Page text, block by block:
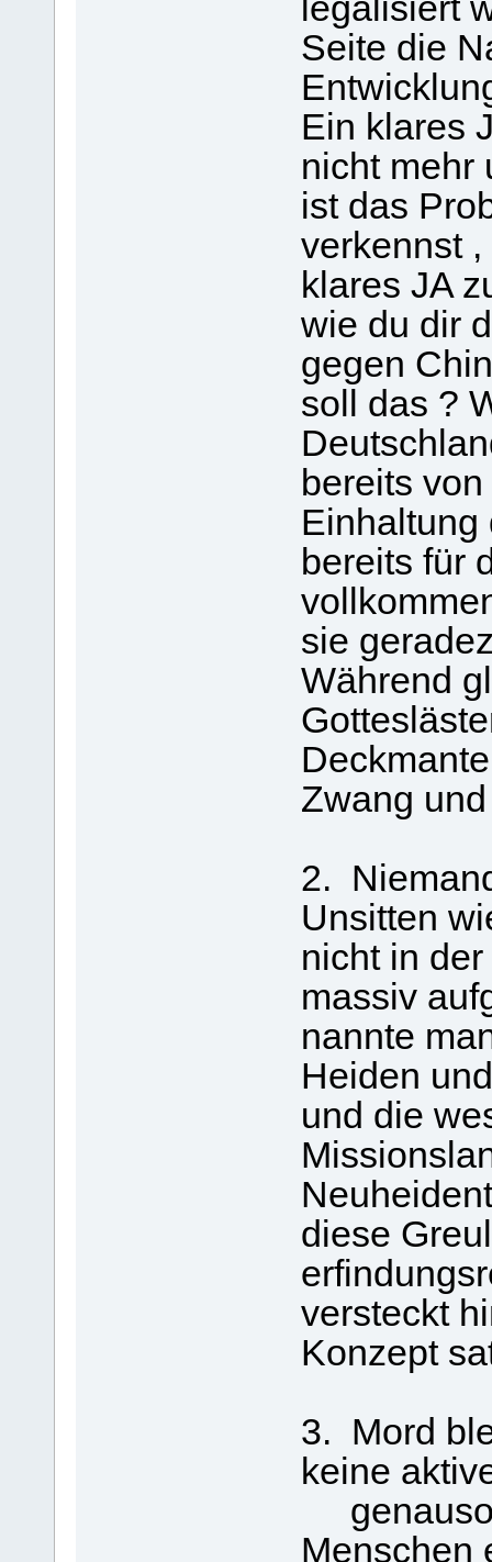
legalisiert
Seite die
Ein klares
nicht mehr
ist das
verkennst
klares JA
wie du dir
gegen
soll das ?
bereits
Einhaltung
bereits für
sie
Während
Zwang
2.
Unsitten
nicht in
massiv
nannte
Heiden
und die
diese
versteckt
Konzept
3. Mord
keine
genauso
Menschen